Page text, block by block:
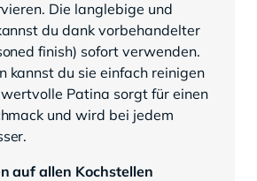
Die langlebige und
du dank vorbehandelter
finish) sofort verwenden.
kannst du sie einfach reinigen
Patina sorgt für einen
und wird bei jedem
auf allen Kochstellen